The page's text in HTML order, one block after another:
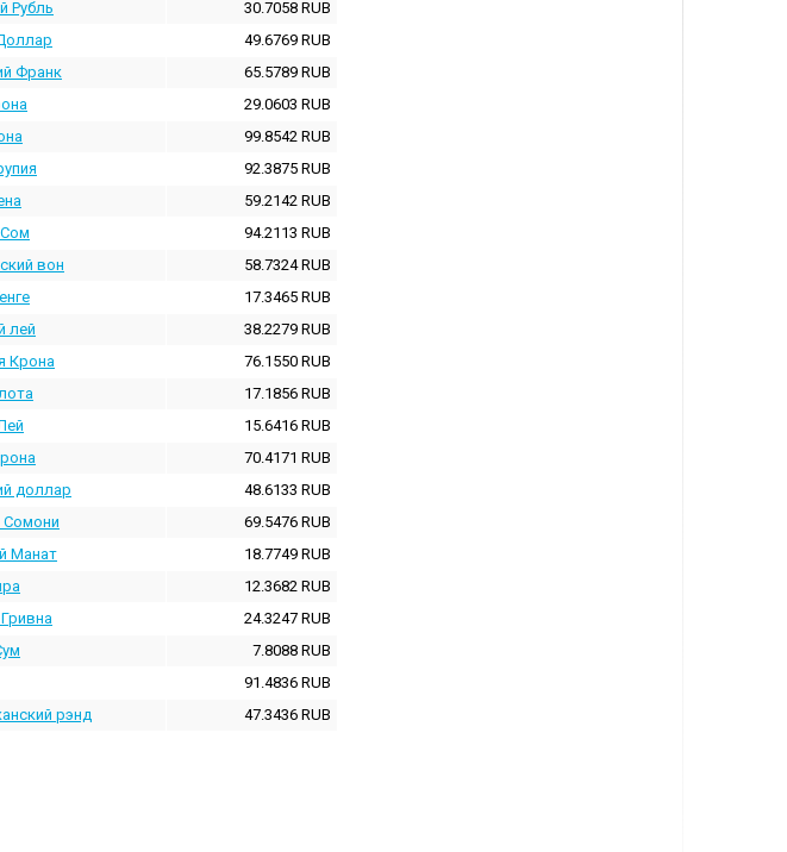
Рубль 30.7058 RUB
49.6769 RUB
Франк 65.5789 RUB
29.0603 RUB
99.8542 RUB
92.3875 RUB
59.2142 RUB
94.2113 RUB
вон 58.7324RUB
17.3465 RUB
лей 38.2279 RUB
Крона 76.1550 RUB
17.1856 RUB
15.6416 RUB
70.4171 RUB
доллар 48.6133 RUB
Сомони 69.5476 RUB
Манат 18.7749 RUB
12.3682 RUB
24.3247 RUB
7.8088 RUB
91.4836 RUB
рэнд 47.3436 RUB